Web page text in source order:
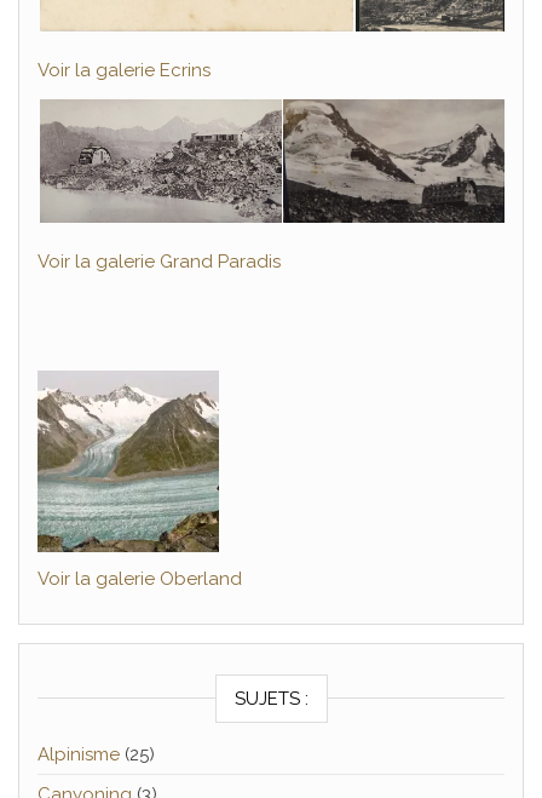
Voir la galerie Ecrins
Voir la galerie Grand Paradis
Voir la galerie Oberland
SUJETS :
Alpinisme (25)